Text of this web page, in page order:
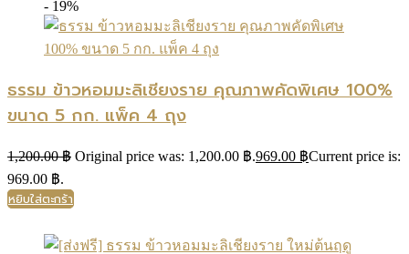
- 19%
ธรรม ข้าวหอมมะลิเชียงราย คุณภาพคัดพิเศษ 100%
ขนาด 5 กก. แพ็ค 4 ถุง
1,200.00฿ Original price was: 1,200.00 ฿.969.00 ฿Current price is:
969.00 ฿.
หยิบใส่ตะกร้า